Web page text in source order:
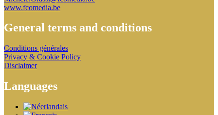
www.fcomedia.be
General terms and conditions
Conditions générales
Privacy & Cookie Policy
Disclaimer
Languages